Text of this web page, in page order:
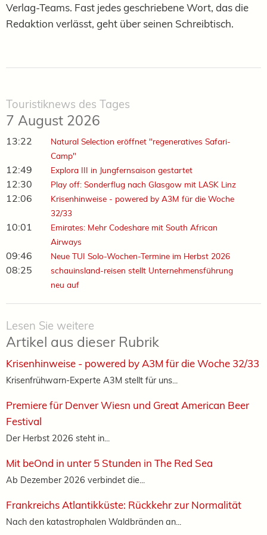
Verlag-Teams. Fast jedes geschriebene Wort, das die
Redaktion verlässt, geht über seinen Schreibtisch.
Touristiknews des Tages
7 August 2026
13:22
Natural Selection eröffnet "regeneratives Safari-
Camp"
12:49 Explora III in Jungfernsaison gestartet
12:30 Play off: Sonderflug nach Glasgow mit LASK Linz
12:06
Krisenhinweise - powered by A3M für die Woche
32/33
10:01
Emirates: Mehr Codeshare mit South African
Airways
09:46 Neue TUI Solo-Wochen-Termine im Herbst 2026
08:25
schauinsland-reisen stellt Unternehmensführung
neu auf
Lesen Sie weitere
Artikel aus dieser Rubrik
Krisenhinweise - powered by A3M für die Woche 32/33
Krisenfrühwarn-Experte A3M stellt für uns...
Premiere für Denver Wiesn und Great American Beer
Festival
Der Herbst 2026 steht in...
Mit beOnd in unter 5 Stunden in The Red Sea
Ab Dezember 2026 verbindet die...
Frankreichs Atlantikküste: Rückkehr zur Normalität
Nach den katastrophalen Waldbränden an...